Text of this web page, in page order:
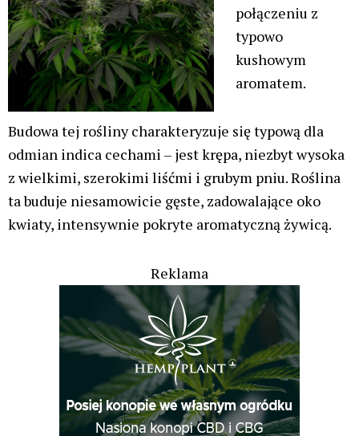
połączeniu z
typowo
kushowym
aromatem.
Budowa tej rośliny charakteryzuje się typową dla
odmian indica cechami – jest krępa, niezbyt wysoka
z wielkimi, szerokimi liśćmi i grubym pniu. Roślina
ta buduje niesamowicie gęste, zadowalające oko
kwiaty, intensywnie pokryte aromatyczną żywicą.
Reklama